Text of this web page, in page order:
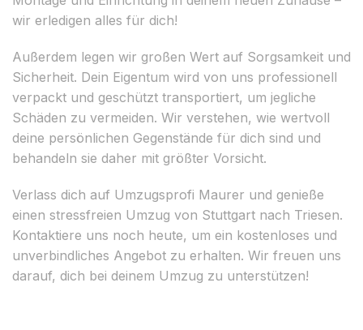
wir erledigen alles für dich!
Außerdem legen wir großen Wert auf Sorgsamkeit und
Sicherheit. Dein Eigentum wird von uns professionell
verpackt und geschützt transportiert, um jegliche
Schäden zu vermeiden. Wir verstehen, wie wertvoll
deine persönlichen Gegenstände für dich sind und
behandeln sie daher mit größter Vorsicht.
Verlass dich auf Umzugsprofi Maurer und genieße
einen stressfreien Umzug von Stuttgart nach Triesen.
Kontaktiere uns noch heute, um ein kostenloses und
unverbindliches Angebot zu erhalten. Wir freuen uns
darauf, dich bei deinem Umzug zu unterstützen!